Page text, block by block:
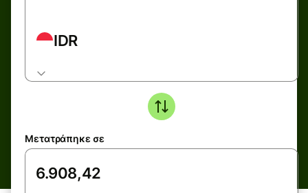
IDR
Μετατράπηκε σε